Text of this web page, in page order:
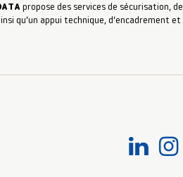
propose des services de sécurisation, de
qu’un appui technique, d’encadrement et